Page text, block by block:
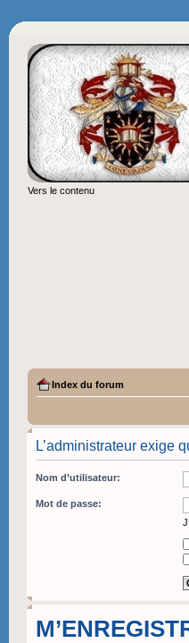
Vers le contenu
Index du forum
L’administrateur exige
Nom d’utilisateur:
Mot de passe: